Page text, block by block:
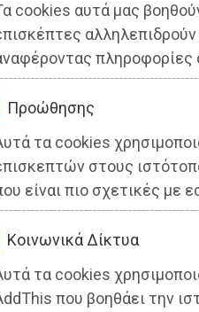
cookies αυτά μας
πληροφορίες
Προώθησης
τα cookies
στους
είναι πιο σχετικές με
Kοινωνικά Δίκτυα
τα cookies
που βοηθάει την